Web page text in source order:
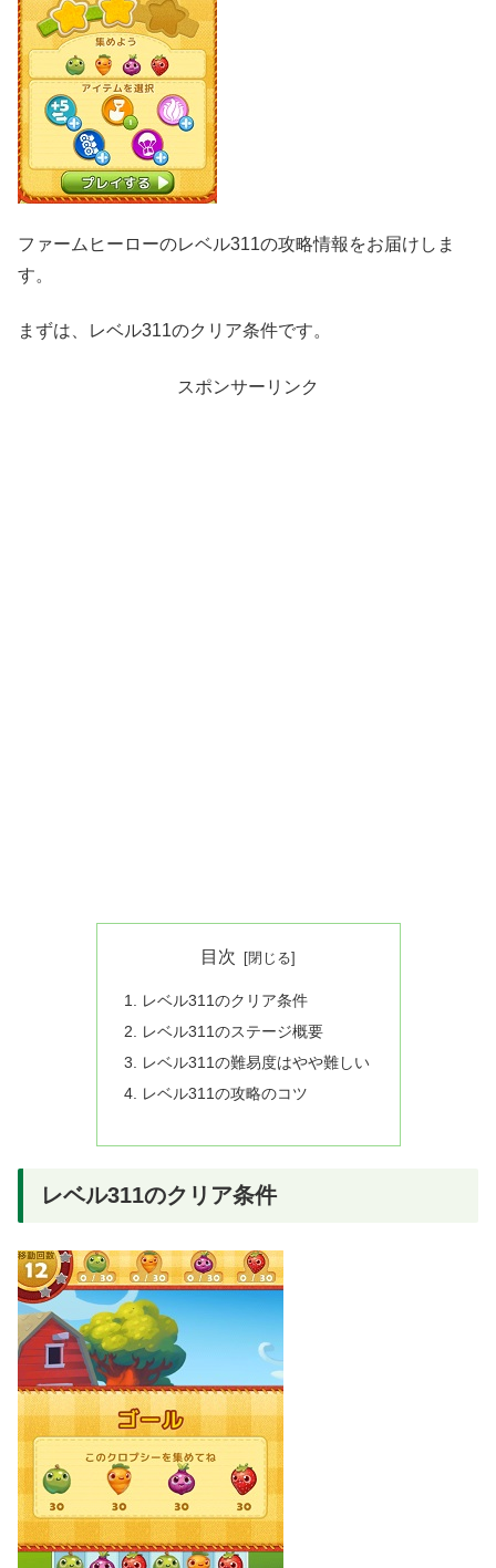
ファームヒーローのレベル311の攻略情報をお届けしま
す。
まずは、レベル311のクリア条件です。
スポンサーリンク
目次
レベル311のクリア条件
レベル311のステージ概要
レベル311の難易度はやや難しい
レベル311の攻略のコツ
レベル311のクリア条件